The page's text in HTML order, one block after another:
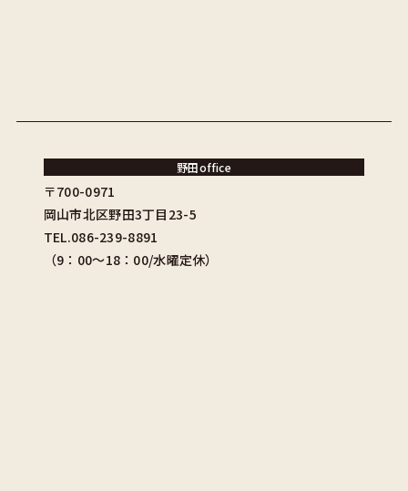
野田office
〒700-0971
岡山市北区野田3丁目23-5
TEL.086-239-8891
（9：00〜18：00/水曜定休）